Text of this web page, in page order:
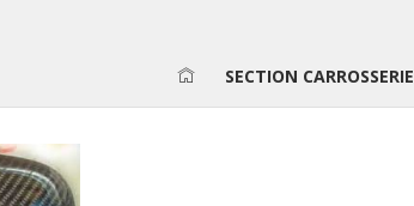
SECTION CARROSSERIE